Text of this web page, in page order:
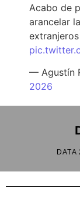
Acabo de
arancelar
— Agustín
2026